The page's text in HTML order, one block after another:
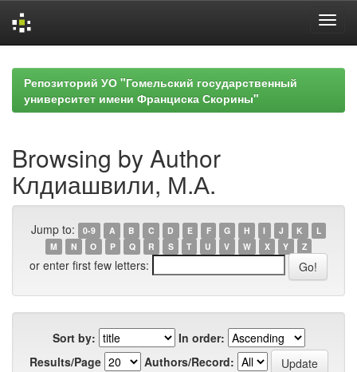
navigationРепозиторий УО "Гомельский государственный
университет имени Франциска Скорины"
Browsing by Author
Клдиашвили, М.А.
Jump to: 0-9 A B C D E F G H I J K
L
M
N O P Q R S T U V W X Y Z
or enter first few letters:
Sort by:
In order:
Results/Page
Authors/Record: